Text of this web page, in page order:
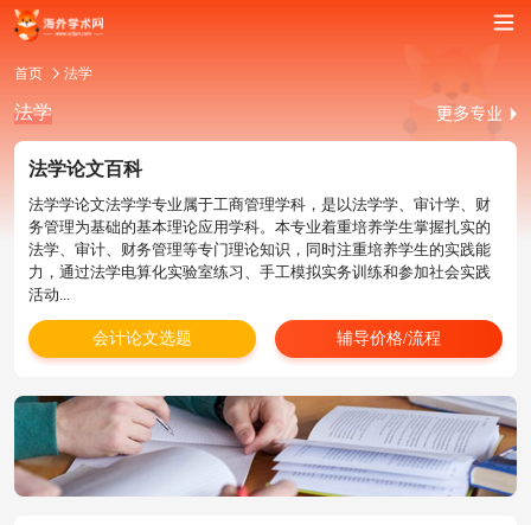
首页 法学
法学
法学论文百科
法学学论文法学学专业属于工商管理学科，是以法学学、审计学、财
务管理为基础的基本理论应用学科。本专业着重培养学生掌握扎实的
法学、审计、财务管理等专门理论知识，同时注重培养学生的实践能
力，通过法学电算化实验室练习、手工模拟实务训练和参加社会实践
活动...
会计论文选题 辅导价格/流程